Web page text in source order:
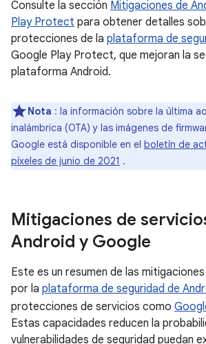
Consulte la sección Mitigaciones de
Play Protect para obtener detalles
protecciones de la plataforma de
Google Play Protect, que mejoran la
plataforma Android.
Nota : la información sobre la última
inalámbrica (OTA) y las imágenes de
Google está disponible en el boletín de
píxeles de junio de 2021 .
Mitigaciones de
Android y Google
Este es un resumen de las
por la plataforma de seguridad de
protecciones de servicios como
Estas capacidades reducen la
vulnerabilidades de seguridad puedan